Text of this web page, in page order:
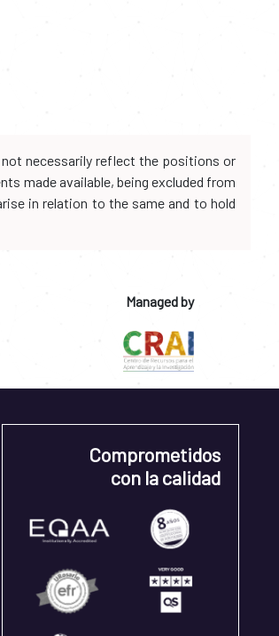
necessarily reflect the positions or
made available, being excluded from
in relation to the same and to hold
Managed by
Comprometidos
con la calidad